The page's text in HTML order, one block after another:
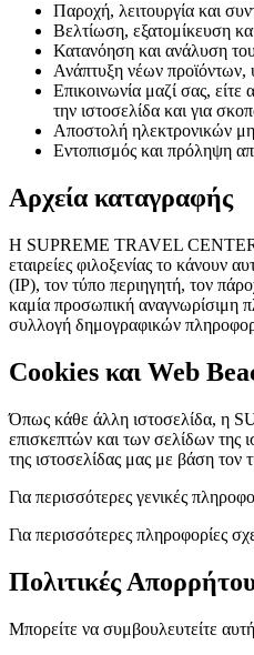
Παροχή, λειτουργία και
Βελτίωση, εξατομίκευση
Κατανόηση και ανάλυση
Ανάπτυξη νέων προϊόντων,
Επικοινωνία μαζί σας,
την ιστοσελίδα και για
Αποστολή ηλεκτρονικών
Εντοπισμός και πρόληψη
Αρχεία καταγραφής
Η SUPREME TRAVEL CENTER
εταιρείες φιλοξενίας το κάνουν
(IP), τον τύπο περιηγητή, τον
καμία προσωπική αναγνωρίσιμη
συλλογή δημογραφικών
Cookies και Web
Όπως κάθε άλλη ιστοσελίδα, η
επισκεπτών και των σελίδων της
της ιστοσελίδας μας με βάση τον
Για περισσότερες γενικές
Για περισσότερες πληροφορίες
Πολιτικές
Μπορείτε να συμβουλευτείτε